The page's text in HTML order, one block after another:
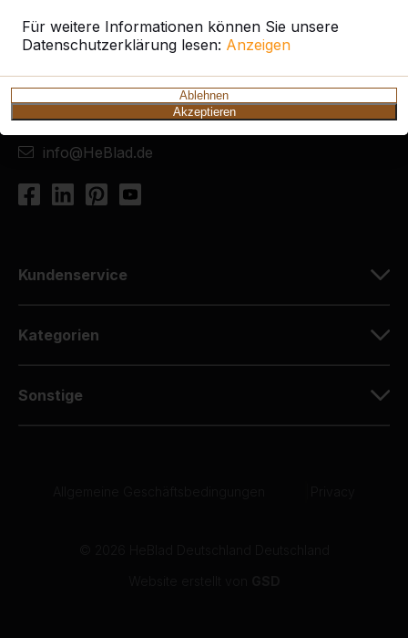
Für weitere Informationen können Sie unsere
Datenschutzerklärung lesen: Anzeigen
Ablehnen
Akzeptieren
HeBlad Deutschland
Diekerstraße 97
Deutschland
info@HeBlad.de
Kundenservice
Kategorien
Sonstige